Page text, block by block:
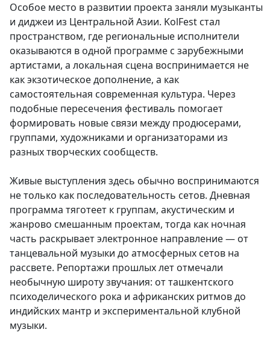
Особое место в развитии проекта заняли музыканты
и диджеи из Центральной Азии. KolFest стал
пространством, где региональные исполнители
оказываются в одной программе с зарубежными
артистами, а локальная сцена воспринимается не
как экзотическое дополнение, а как
самостоятельная современная культура. Через
подобные пересечения фестиваль помогает
формировать новые связи между продюсерами,
группами, художниками и организаторами из
разных творческих сообществ.
Живые выступления здесь обычно воспринимаются
не только как последовательность сетов. Дневная
программа тяготеет к группам, акустическим и
жанрово смешанным проектам, тогда как ночная
часть раскрывает электронное направление — от
танцевальной музыки до атмосферных сетов на
рассвете. Репортажи прошлых лет отмечали
необычную широту звучания: от ташкентского
психоделического рока и африканских ритмов до
индийских мантр и экспериментальной клубной
музыки.